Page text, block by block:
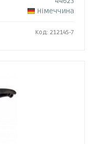
Німеччина
Код: 212145-7